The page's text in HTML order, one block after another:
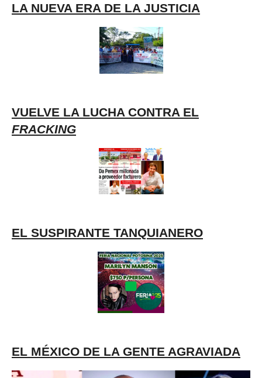
LA NUEVA ERA DE LA JUSTICIA
VUELVE LA LUCHA CONTRA EL
FRACKING
EL SUSPIRANTE TANQUIANERO
EL MÉXICO DE LA GENTE AGRAVIADA